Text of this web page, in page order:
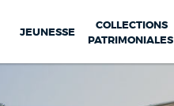
JEUNESSE
COLLECTIONS
PATRIMONIALES